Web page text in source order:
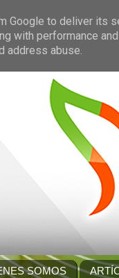
SOMOS
Google to deliver its
with performance
address abuse.